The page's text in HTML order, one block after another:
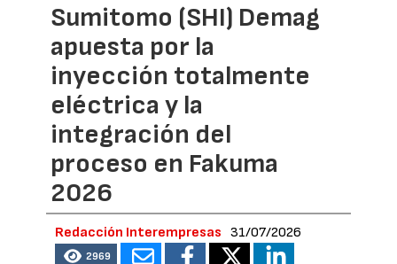
Sumitomo (SHI) Demag
apuesta por la
inyección totalmente
eléctrica y la
integración del
proceso en Fakuma
2026
Redacción Interempresas 31/07/2026
2969